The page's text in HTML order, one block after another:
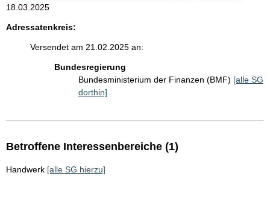
18.03.2025
Adressatenkreis:
Versendet am 21.02.2025 an:
Bundesregierung
Bundesministerium der Finanzen (BMF) [alle SG
dorthin]
Betroffene Interessenbereiche (1)
Handwerk [alle SG hierzu]